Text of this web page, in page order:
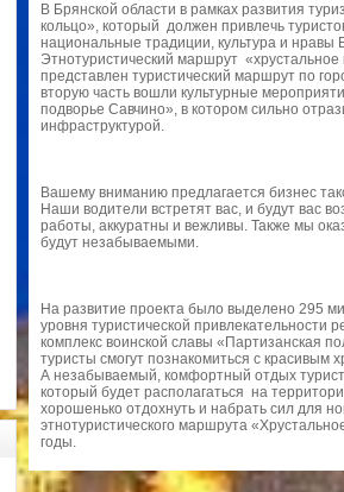
В Брянской области в рамках развития
кольцо», который должен привлечь
национальные традиции, культура и нравы
Этнотуристический маршрут
представлен туристический маршрут по
вторую часть вошли культурные
подворье Савчино», в котором сильно
инфраструктурой.
Вашему вниманию предлагается бизнес
Наши водители встретят вас, и будут вас
работы, аккуратны и вежливы. Также мы
будут незабываемыми.
На развитие проекта было выделено 295
уровня туристической
комплекс воинской славы «Партизанская
туристы смогут познакомиться с
А незабываемый, комфортный отдых
который будет располагаться на
хорошенько отдохнуть и набрать сил для
этнотуристического маршрута
годы.